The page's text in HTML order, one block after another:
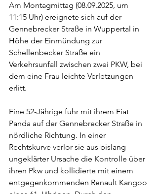
Am Montagmittag (08.09.2025, um
11:15 Uhr) ereignete sich auf der
Gennebrecker Straße in Wuppertal in
Höhe der Einmündung zur
Schellenbecker Straße ein
Verkehrsunfall zwischen zwei PKW, bei
dem eine Frau leichte Verletzungen
erlitt.
Eine 52-Jährige fuhr mit ihrem Fiat
Panda auf der Gennebrecker Straße in
nördliche Richtung. In einer
Rechtskurve verlor sie aus bislang
ungeklärter Ursache die Kontrolle über
ihren Pkw und kollidierte mit einem
entgegenkommenden Renault Kangoo